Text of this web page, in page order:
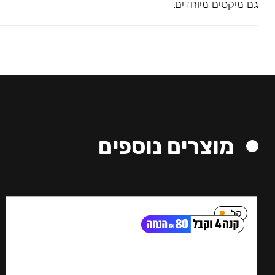
גם מיקסים מיוחדים.
מוצרים נוספים
קל